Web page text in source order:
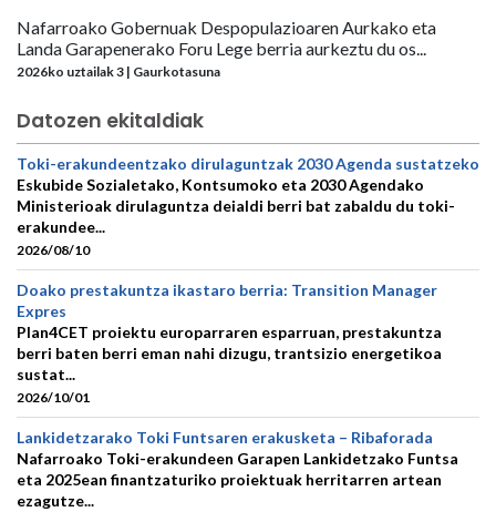
Nafarroako Gobernuak Despopulazioaren Aurkako eta
Landa Garapenerako Foru Lege berria aurkeztu du os...
2026ko uztailak 3 | Gaurkotasuna
Datozen ekitaldiak
Toki-erakundeentzako dirulaguntzak 2030 Agenda sustatzeko
Eskubide Sozialetako, Kontsumoko eta 2030 Agendako
Ministerioak dirulaguntza deialdi berri bat zabaldu du toki-
erakundee...
2026/08/10
Doako prestakuntza ikastaro berria: Transition Manager
Expres
Plan4CET proiektu europarraren esparruan, prestakuntza
berri baten berri eman nahi dizugu, trantsizio energetikoa
sustat...
2026/10/01
Lankidetzarako Toki Funtsaren erakusketa – Ribaforada
Nafarroako Toki-erakundeen Garapen Lankidetzako Funtsa
eta 2025ean finantzaturiko proiektuak herritarren artean
ezagutze...